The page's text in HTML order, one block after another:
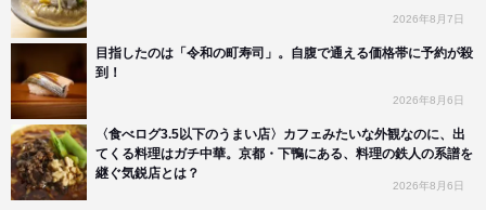
2026年8月7日
目指したのは「令和の町寿司」。自腹で通える価格帯に予約が殺
到！
2026年8月6日
〈食べログ3.5以下のうまい店〉カフェみたいな外観なのに、出
てくる料理はガチ中華。京都・下鴨にある、料理の鉄人の系譜を
継ぐ気鋭店とは？
2026年8月6日